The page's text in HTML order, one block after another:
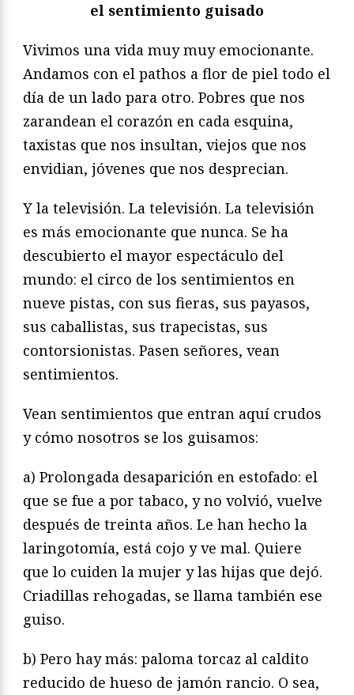
el sentimiento guisado
Vivimos una vida muy muy emocionante.
Andamos con el pathos a flor de piel todo el
día de un lado para otro. Pobres que nos
zarandean el corazón en cada esquina,
taxistas que nos insultan, viejos que nos
envidian, jóvenes que nos desprecian.
Y la televisión. La televisión. La televisión
es más emocionante que nunca. Se ha
descubierto el mayor espectáculo del
mundo: el circo de los sentimientos en
nueve pistas, con sus fieras, sus payasos,
sus caballistas, sus trapecistas, sus
contorsionistas. Pasen señores, vean
sentimientos.
Vean sentimientos que entran aquí crudos
y cómo nosotros se los guisamos:
a) Prolongada desaparición en estofado: el
que se fue a por tabaco, y no volvió, vuelve
después de treinta años. Le han hecho la
laringotomía, está cojo y ve mal. Quiere
que lo cuiden la mujer y las hijas que dejó.
Criadillas rehogadas, se llama también ese
guiso.
b) Pero hay más: paloma torcaz al caldito
reducido de hueso de jamón rancio. O sea,